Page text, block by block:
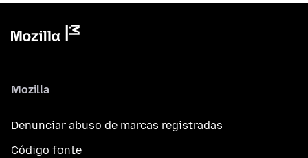
Mozilla
Denunciar abuso de marcas registradas
Código fonte